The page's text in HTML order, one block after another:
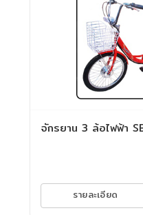
จักรยาน 3 ล้อไฟฟ้า
รายละเอียด